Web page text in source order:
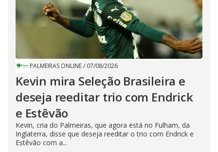
PALMEIRAS ONLINE/ 07/08/2026
Kevin mira Seleção Brasileira e
deseja reeditar trio com Endrick
e Estêvão
Kevin, cria do Palmeiras, que agora está no Fulham, da
Inglaterra, disse que deseja reeditar o trio com Endrick e
Estêvão com a...